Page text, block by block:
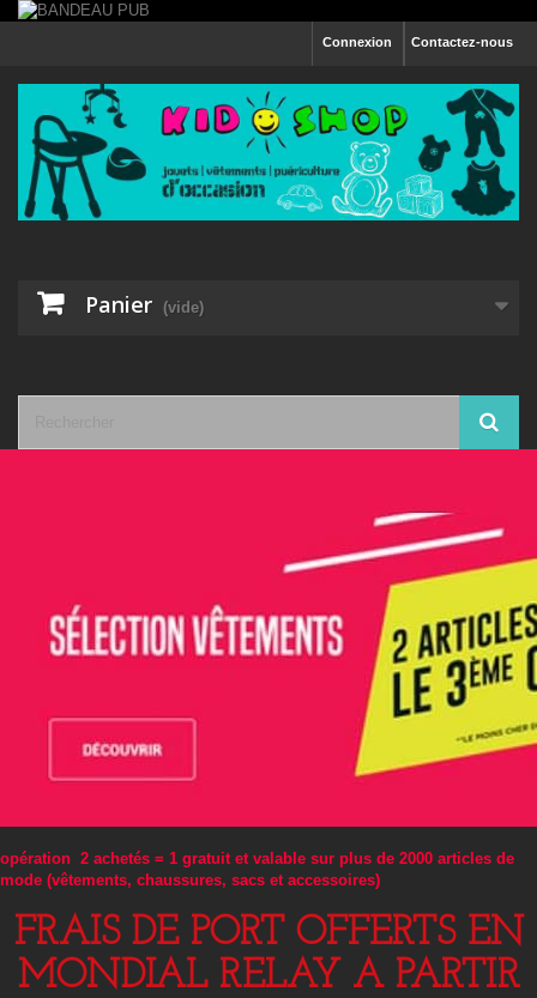
Contactez-nous
Connexion
Panier (vide)
opération 2 achetés = 1 gratuit et valable sur plus de 2000 articles de
mode (vêtements, chaussures, sacs et accessoires)
FRAIS DE PORT OFFERTS EN
MONDIAL RELAY A PARTIR